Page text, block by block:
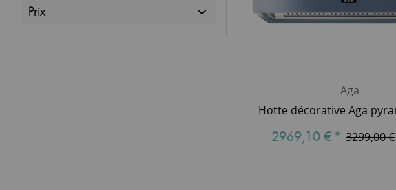
Prix
Aga
2969,10 € * 3299,00 €